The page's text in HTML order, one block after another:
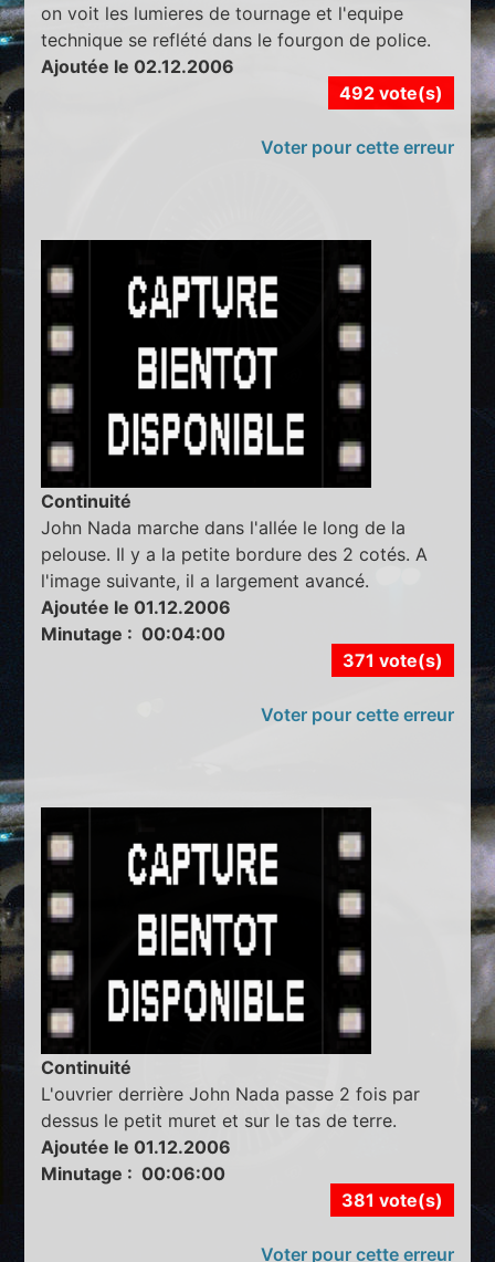
on voit les lumieres de tournage et l'equipe
technique se reflété dans le fourgon de police.
Ajoutée le 02.12.2006
492 vote(s)
Voter pour cette erreur
Continuité
John Nada marche dans l'allée le long de la
pelouse. Il y a la petite bordure des 2 cotés. A
l'image suivante, il a largement avancé.
Ajoutée le 01.12.2006
Minutage : 00:04:00
371 vote(s)
Voter pour cette erreur
Continuité
L'ouvrier derrière John Nada passe 2 fois par
dessus le petit muret et sur le tas de terre.
Ajoutée le 01.12.2006
Minutage : 00:06:00
381 vote(s)
Voter pour cette erreur